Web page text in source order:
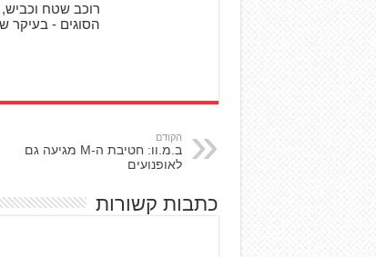
רוכב שטח
הסוגים - בעיקר
הקודם
ב.מ.וו: חטיבת ה-M מגיעה גם
לאופנועים
כתבות קשורות